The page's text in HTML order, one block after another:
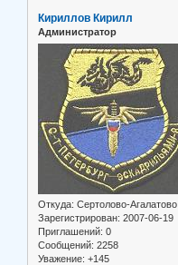
Кириллов Кирилл
Администратор
Откуда: Сертолово-Агалатово
Зарегистрирован: 2007-06-19
Приглашений: 0
Сообщений: 2258
Уважение: +145